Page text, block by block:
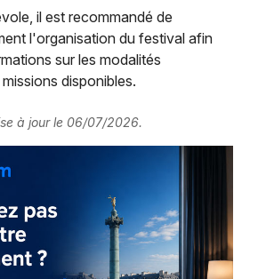
il est recommandé de
l'organisation du festival afin
sur les modalités
disponibles.
à jour le 06/07/2026.